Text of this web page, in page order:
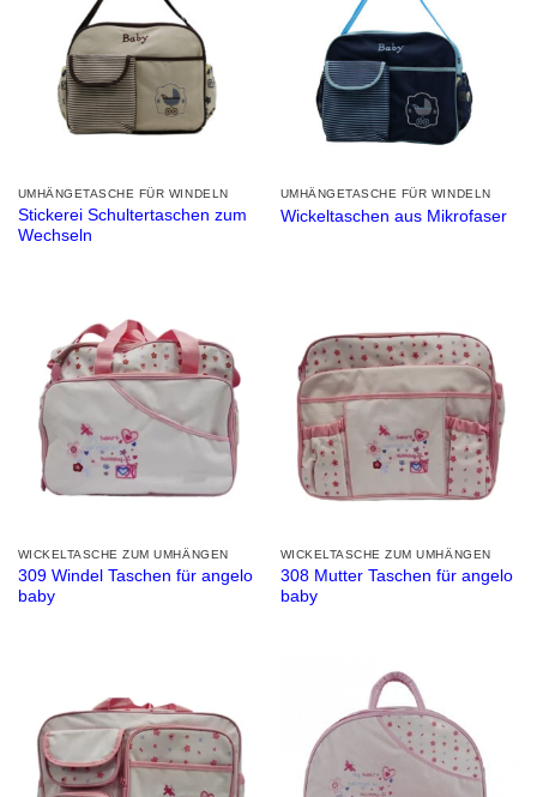
UMHÄNGETASCHE FÜR WINDELN
Stickerei Schultertaschen zum
Wechseln
UMHÄNGETASCHE FÜR WINDELN
Wickeltaschen aus Mikrofaser
WICKELTASCHE ZUM UMHÄNGEN
309 Windel Taschen für angelo
baby
WICKELTASCHE ZUM UMHÄNGEN
308 Mutter Taschen für angelo
baby